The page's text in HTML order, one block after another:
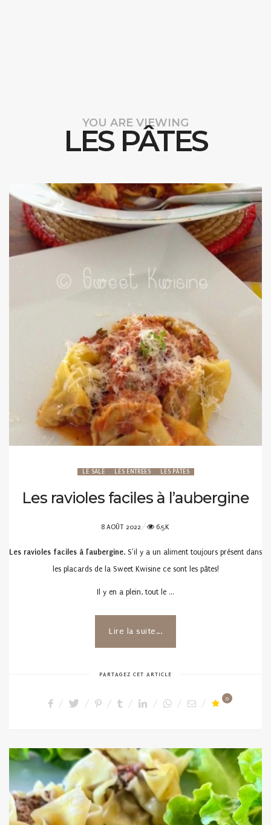
YOU ARE VIEWING
LES PÂTES
LE SALÉ LES ENTRÉES LES PÂTES
Les ravioles faciles à l’aubergine
POSTED
8 AOÛT 2022 6.5K
Les ravioles faciles à l’aubergine. S’il y a un aliment toujours présent dans
les placards de la Sweet Kwisine ce sont les pâtes!
Il y en a plein, tout le …
Lire la suite...
PARTAGEZ CET ARTICLE
0